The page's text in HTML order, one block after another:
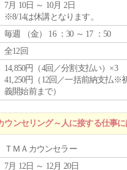
7月 10日 ～ 10月 2日
※8/14は休講となります。
毎週 （金） 16 ：30 ～ 17 ：50
全12回
14,850円（4回／分割支払い）×3
41,250円（12回／一括前納支払※
義開始前まで）
ンセリング～人に接する仕事
ＴＭＡカウンセラー
7月 12日 ～ 12月 20日